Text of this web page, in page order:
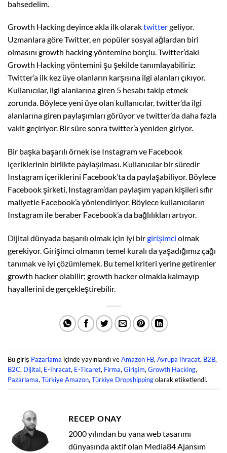
bahsedelim.
Growth Hacking deyince akla ilk olaraktwittergeliyor.
Uzmanlara göre Twitter, en popüler sosyal ağlardan biri
olmasını growth hacking yöntemine borçlu. Twitter’daki
Growth Hacking yöntemini şu şekilde tanımlayabiliriz:
Twitter’a ilk kez üye olanların karşısına ilgi alanları çıkıyor.
Kullanıcılar, ilgi alanlarına giren 5 hesabı takip etmek
zorunda. Böylece yeni üye olan kullanıcılar, twitter’da ilgi
alanlarına giren paylaşımları görüyor ve twitter’da daha fazla
vakit geçiriyor. Bir süre sonra twitter’a yeniden giriyor.
Bir başka başarılı örnek ise Instagram ve Facebook
içeriklerinin birlikte paylaşılması. Kullanıcılar bir süredir
Instagram içeriklerini Facebook’ta da paylaşabiliyor. Böylece
Facebook şirketi, Instagram’dan paylaşım yapan kişileri sıfır
maliyetle Facebook’a yönlendiriyor. Böylece kullanıcıların
Instagram ile beraber Facebook’a da bağlılıkları artıyor.
Dijital dünyada başarılı olmak için iyi birgirişimci olmak
gerekiyor. Girişimci olmanın temel kuralı da yaşadığımız çağı
tanımak ve iyi çözümlemek. Bu temel kriteri yerine getirenler
growth hacker olabilir; growth hacker olmakla kalmayıp
hayallerini de gerçekleştirebilir.
Bu giriş Pazarlama içinde yayınlandı veAmazon FB,Avrupa İhracat, B2B,
B2C, Dijital, E-İhracat, E-Ticaret, Firma,Girişim,Growth Hacking,
Pazarlama,Türkiye Amazon,Türkiye Dropshippingolarak etiketlendi.
RECEP ONAY
2000 yılından bu yana web tasarımı
dünyasında aktif olan Media84 Ajansım